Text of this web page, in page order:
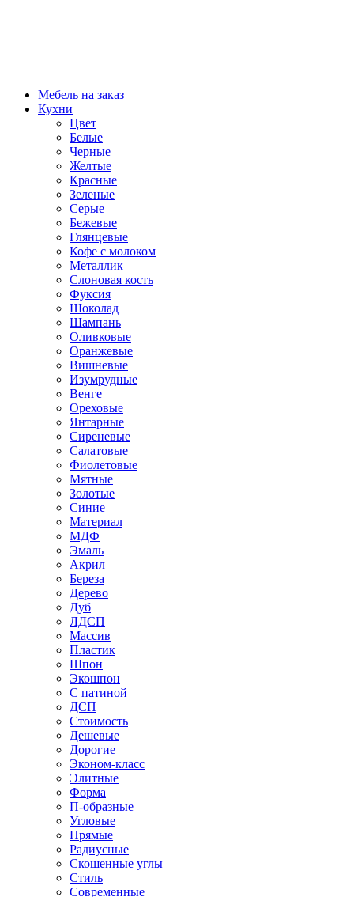
Мебель на заказ
Кухни
Цвет
Белые
Черные
Желтые
Красные
Зеленые
Серые
Бежевые
Глянцевые
Кофе с молоком
Металлик
Слоновая кость
Фуксия
Шоколад
Шампань
Оливковые
Оранжевые
Вишневые
Изумрудные
Венге
Ореховые
Янтарные
Сиреневые
Салатовые
Фиолетовые
Мятные
Золотые
Синие
Материал
МДФ
Эмаль
Акрил
Береза
Дерево
Дуб
ЛДСП
Массив
Пластик
Шпон
Экошпон
С патиной
ДСП
Стоимость
Дешевые
Дорогие
Эконом-класс
Элитные
Форма
П-образные
Угловые
Прямые
Радиусные
Скошенные углы
Стиль
Современные